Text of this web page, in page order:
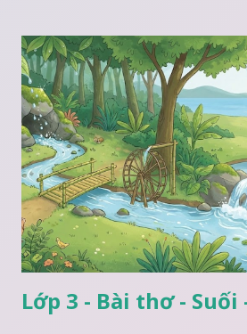
Lớp 3 - Bài thơ - Suối